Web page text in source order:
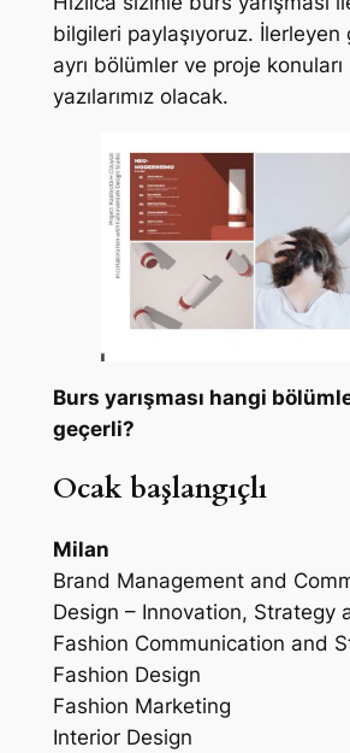
bilgileri paylaşıyoruz. İlerleyen
ayrı bölümler ve proje
yazılarımız olacak.
Burs yarışması hangi
geçerli?
Ocak başlangıçlı
Milan
Brand Management and
Design – Innovation, Strategy
Fashion Communication and
Fashion Design
Fashion Marketing
Interior Design